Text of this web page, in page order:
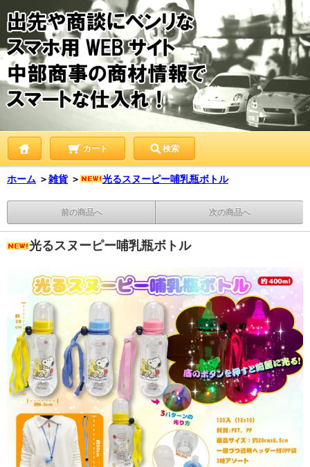
カート 検索
ホーム ＞雑貨 ＞ 光るスヌーピー哺乳瓶ボトル
前の商品へ 次の商品へ
光るスヌーピー哺乳瓶ボトル